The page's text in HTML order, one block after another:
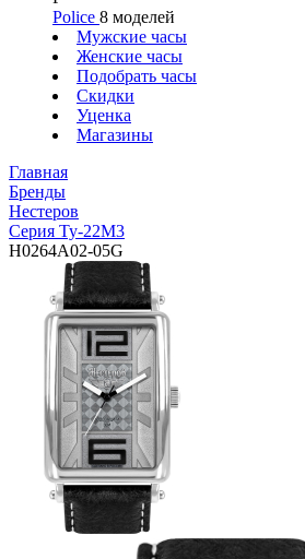
Police 8 моделей
Мужские часы
Женские часы
Подобрать часы
Скидки
Уценка
Магазины
Главная
Бренды
Нестеров
Серия Ту-22М3
H0264A02-05G